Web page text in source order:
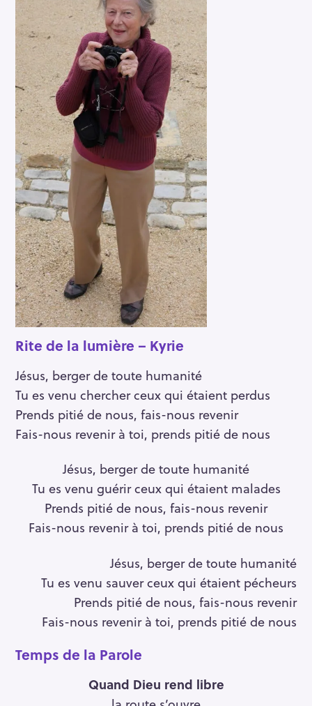
Rite de la lumière – Kyrie
Jésus, berger de toute humanité
Tu es venu chercher ceux qui étaient perdus
Prends pitié de nous, fais-nous revenir
Fais-nous revenir à toi, prends pitié de nous
Jésus, berger de toute humanité
Tu es venu guérir ceux qui étaient malades
Prends pitié de nous, fais-nous revenir
Fais-nous revenir à toi, prends pitié de nous
Jésus, berger de toute humanité
Tu es venu sauver ceux qui étaient pécheurs
Prends pitié de nous, fais-nous revenir
Fais-nous revenir à toi, prends pitié de nous
Temps de la Parole
Quand Dieu rend libre